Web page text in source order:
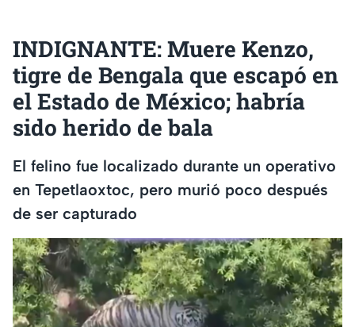
INDIGNANTE: Muere Kenzo,
tigre de Bengala que escapó en
el Estado de México; habría
sido herido de bala
El felino fue localizado durante un operativo
en Tepetlaoxtoc, pero murió poco después
de ser capturado